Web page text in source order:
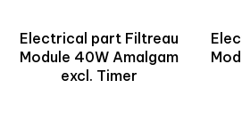
Electrical part Filtreau
Module 40W Amalgam
excl. Timer